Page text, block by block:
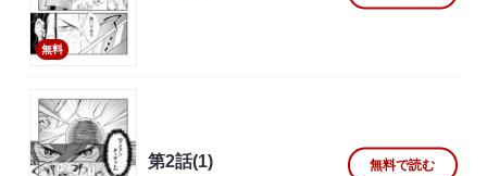
無料
第2話(1) 無料で読む